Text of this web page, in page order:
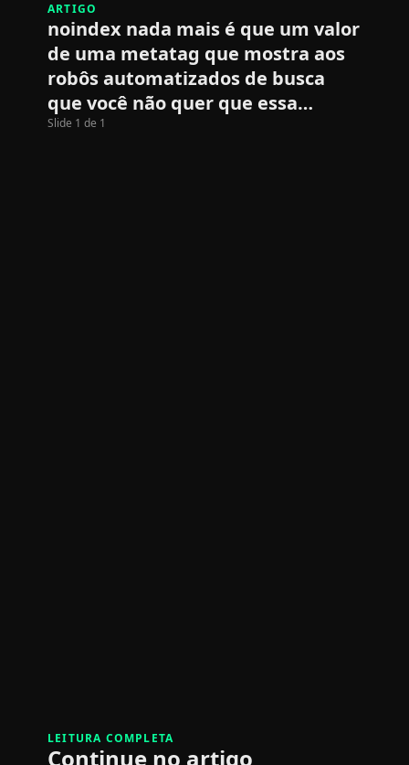
ARTIGO
noindex nada mais é que um valor
de uma metatag que mostra aos
robôs automatizados de busca
que você não quer que essa…
Slide 1 de 1
LEITURA COMPLETA
Continue no artigo